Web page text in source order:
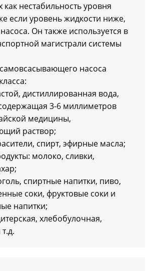
как нестабильность уровня
если уровень жидкости ниже,
Он также используется в
магистрали системы
насоса
дистиллированная вода,
3-6 миллиметров
медицины,
раствор;
спирт, эфирные масла;
молоко, сливки,
спиртные напитки, пиво,
соки, фруктовые соки и
напитки;
хлебобулочная,